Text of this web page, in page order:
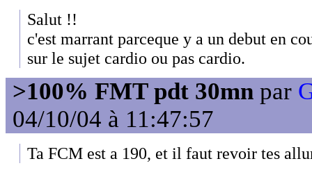
Salut !!
c'est marrant parceque y a un debut en
sur le sujet cardio ou pas cardio.
>100% FMT pdt 30mn par
04/10/04 à 11:47:57
Ta FCM est a 190, et il faut revoir tes